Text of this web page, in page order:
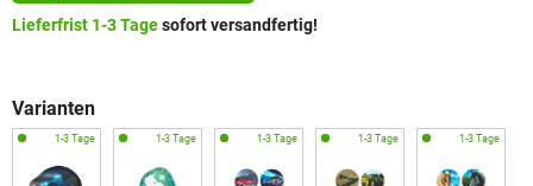
Lieferfrist 1-3 Tagesofort versandfertig!
Varianten